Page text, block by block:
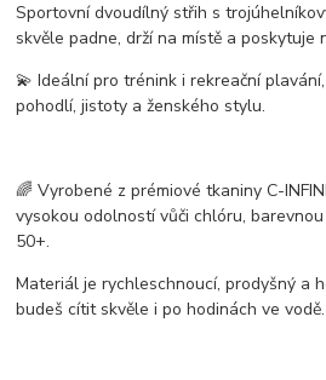
Sportovní dvoudílný střih s
skvěle padne, drží na místě a
💫 Ideální protrénink i rekreační plavání
pohodlí, jistoty a ženského stylu.
🌈 Vyrobené z prémiové tkaninyC-
vysokou odolností vůči chlóru,
50+.
Materiál jerychleschnoucí, prodyšný a
budeš cítit skvěle i po hodinách ve